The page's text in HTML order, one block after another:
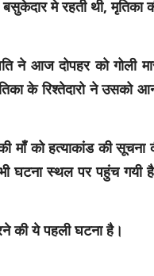
मे रहती थी, मृतिका
पति ने आज दोपहर को
के रिश्तेदारो ने उसको
को हत्याकांड की सूचना
घटना स्थल पर पहुंच
की ये पहली घटना है।